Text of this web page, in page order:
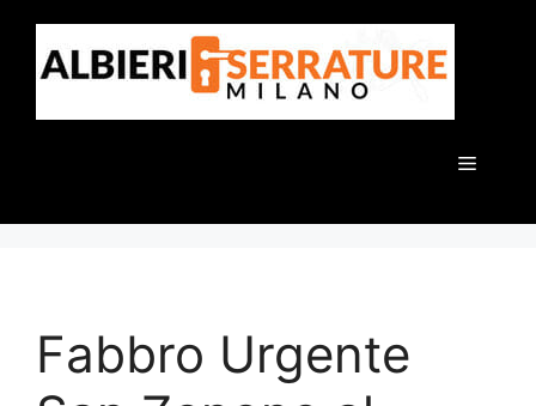
contenuto
Menu
Fabbro Urgente